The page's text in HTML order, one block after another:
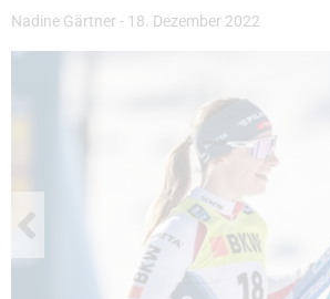
Nadine Gärtner - 18. Dezember 2022